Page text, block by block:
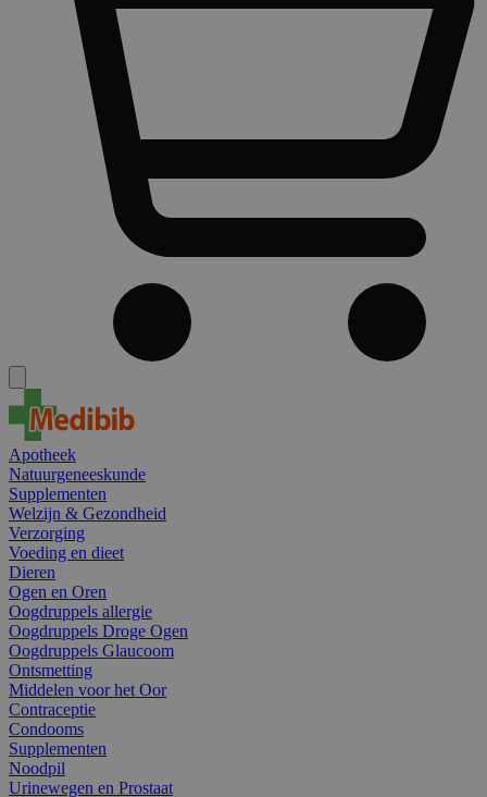
Apotheek
Natuurgeneeskunde
Supplementen
Welzijn & Gezondheid
Verzorging
Voeding en dieet
Dieren
Ogen en Oren
Oogdruppels allergie
Oogdruppels Droge Ogen
Oogdruppels Glaucoom
Ontsmetting
Middelen voor het Oor
Contraceptie
Condooms
Supplementen
Noodpil
Urinewegen en Prostaat